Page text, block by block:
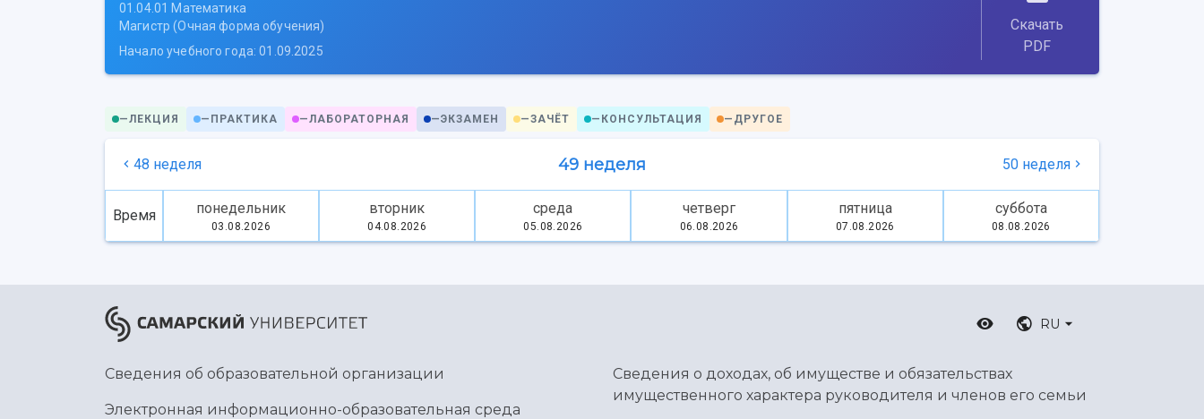
01.04.01 Математика
Магистр (Очная форма обучения)
Начало учебного года: 01.09.2025
Скачать
PDF
—ЛЕКЦИЯ — ПРАКТИКА —ЛАБОРАТОРНАЯ —ЭКЗАМЕН —ЗАЧЁТ — КОНСУЛЬТАЦИЯ — ДРУГОЕ
48 неделя 49 неделя 50 неделя
Время понедельник
03.08.2026
вторник
04.08.2026
среда
05.08.2026
четверг
06.08.2026
пятница
07.08.2026
суббота
08.08.2026
RU
Сведения об образовательной организации
Электронная информационно-образовательная среда
Сведения о доходах, об имуществе и обязательствах
имущественного характера руководителя и членов его семьи